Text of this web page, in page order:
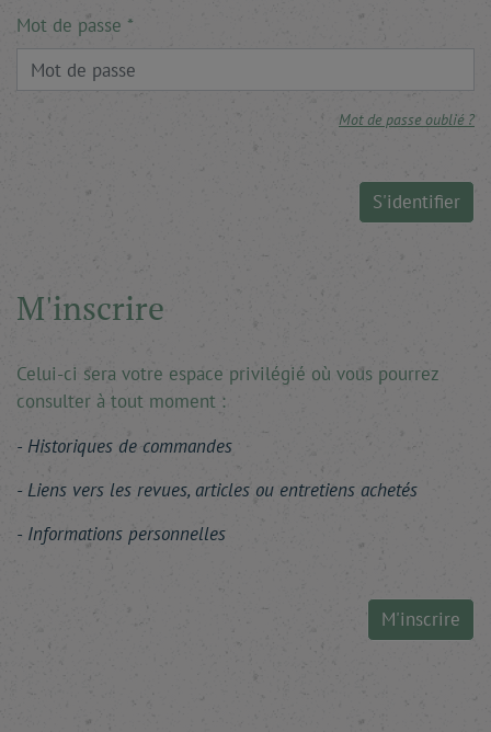
Mot de passe
Mot de passe oublié ?
S'identifier
M'inscrire
Celui-ci sera votre espace privilégié où vous pourrez
consulter à tout moment :
Historiques de commandes
Liens vers les revues, articles ou entretiens achetés
Informations personnelles
M'inscrire